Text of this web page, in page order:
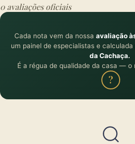
0 avaliações oficiais
Cada nota vem da nossa avaliação
um painel de especialistas e calculada
da Cachaça.
É a régua de qualidade da casa — o
?